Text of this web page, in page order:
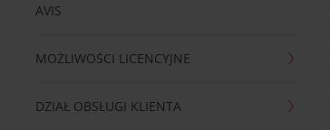
AVIS
MOŻLIWOŚCI LICENCYJNE
DZIAŁ OBSŁUGI KLIENTA